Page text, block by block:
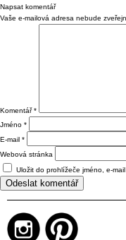
Napsat komentář
Vaše e-mailová adresa nebude
Komentář*
Jméno *
E-mail *
Webová stránka
Uložit do prohlížeče jméno, e-